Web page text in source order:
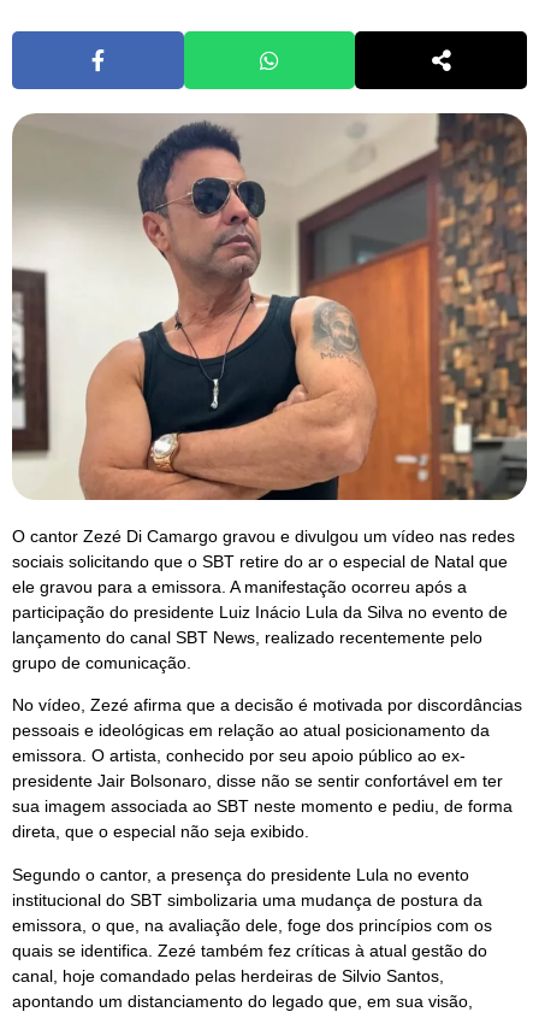
O cantor Zezé Di Camargo gravou e divulgou um vídeo nas redes
sociais solicitando que o SBT retire do ar o especial de Natal que
ele gravou para a emissora. A manifestação ocorreu após a
participação do presidente Luiz Inácio Lula da Silva no evento de
lançamento do canal SBT News, realizado recentemente pelo
grupo de comunicação.
No vídeo, Zezé afirma que a decisão é motivada por discordâncias
pessoais e ideológicas em relação ao atual posicionamento da
emissora. O artista, conhecido por seu apoio público ao ex-
presidente Jair Bolsonaro, disse não se sentir confortável em ter
sua imagem associada ao SBT neste momento e pediu, de forma
direta, que o especial não seja exibido.
Segundo o cantor, a presença do presidente Lula no evento
institucional do SBT simbolizaria uma mudança de postura da
emissora, o que, na avaliação dele, foge dos princípios com os
quais se identifica. Zezé também fez críticas à atual gestão do
canal, hoje comandado pelas herdeiras de Silvio Santos,
apontando um distanciamento do legado que, em sua visão,